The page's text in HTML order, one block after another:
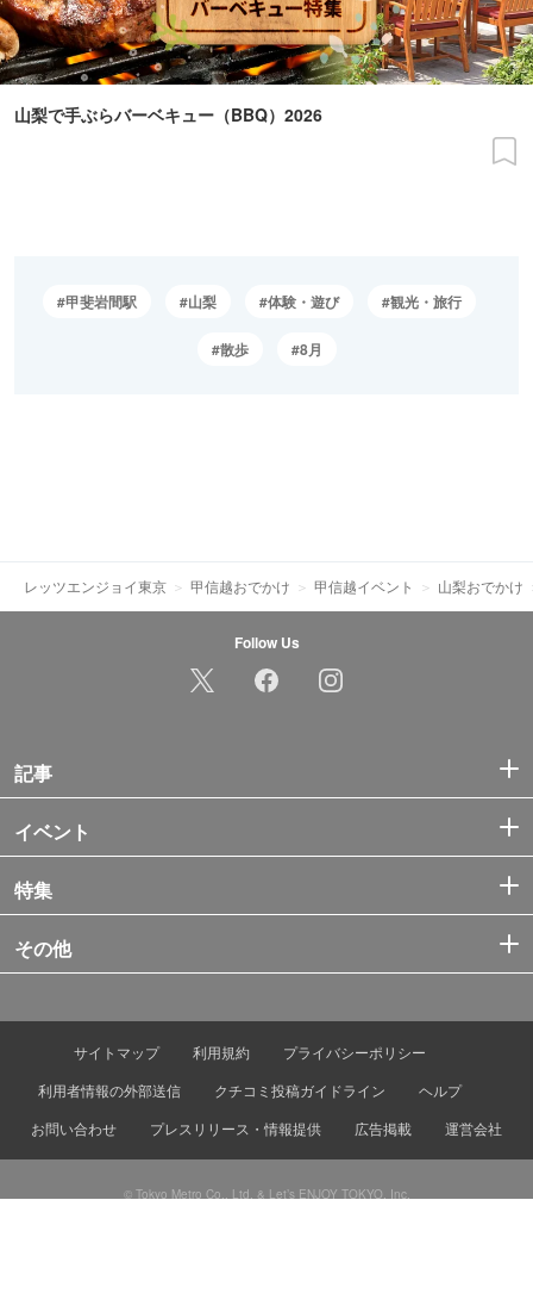
山梨で手ぶらバーベキュー（BBQ）2026
甲斐岩間駅 山梨 体験・遊び 観光・旅行
散歩 8月
レッツエンジョイ東京 甲信越おでかけ 甲信越イベント 山梨おでかけ
Follow Us
記事
イベント
特集
その他
サイトマップ 利用規約
プライバシーポリシー
利用者情報の外部送信
クチコミ投稿ガイドライン
ヘルプ
お問い合わせ
プレスリリース・情報提供 広告掲載 運営会社
© Tokyo Metro Co., Ltd. & Let’s ENJOY TOKYO, Inc.